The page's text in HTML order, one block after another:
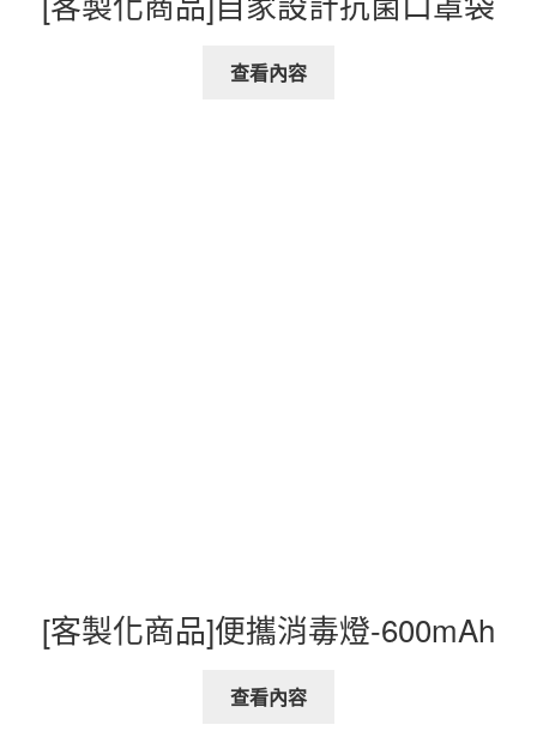
查看內容
[客製化商品]便攜消毒燈-600mAh
查看內容